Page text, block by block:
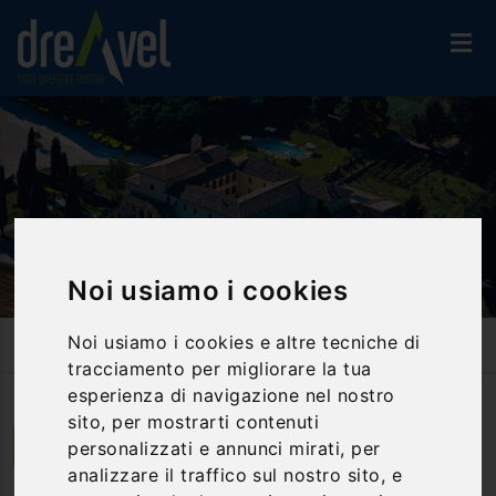
Noi usiamo i cookies
Noi usiamo i cookies e altre tecniche di
tracciamento per migliorare la tua
esperienza di navigazione nel nostro
sito, per mostrarti contenuti
personalizzati e annunci mirati, per
analizzare il traffico sul nostro sito, e
Strutture
Residenze D'Epoca E Castelli
Massa Martana | Umbria